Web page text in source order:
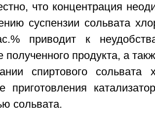
что концентрация
суспензии сольвата
приводит к
полученного продукта, а
спиртового
приготовления
сольвата.